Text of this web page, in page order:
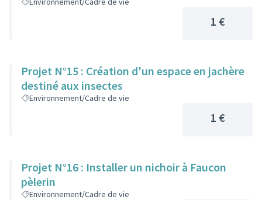
1 €
Projet N°15 : Création d'un espace en jachère
destiné aux insectes
Environnement/Cadre de vie
1 €
Projet N°16 : Installer un nichoir à Faucon
pèlerin
Environnement/Cadre de vie